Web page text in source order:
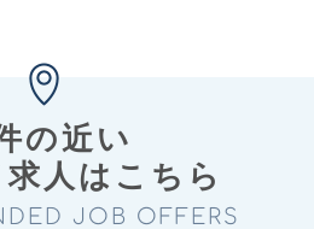
の近い
⼈はこちら
JOB OFFERS